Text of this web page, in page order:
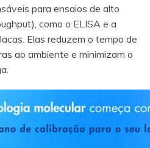
para ensaios de alto
como o ELISA e a
Elas reduzem o tempo de
ao ambiente e minimizam o